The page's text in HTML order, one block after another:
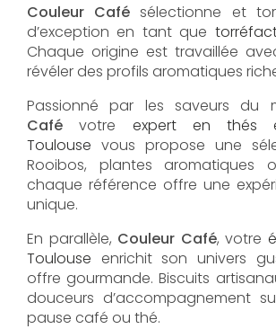
Couleur Café sélectionne et
d’exception en tant que
Chaque origine est travaillée
révéler des profils aromatiques
Passionné par les saveurs du
Café votre expert en thés
Toulouse vous propose une
Rooibos, plantes aromatiques
chaque référence offre une
unique.
En parallèle, Couleur Café, votre
Toulouse enrichit son univers
offre gourmande. Biscuits
douceurs d’accompagnement
pause café ou thé.